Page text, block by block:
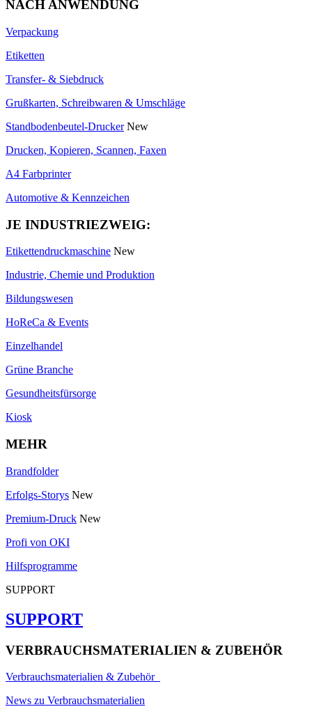
NACH ANWENDUNG
Verpackung
Etiketten
Transfer- & Siebdruck
Grußkarten, Schreibwaren & Umschläge
Standbodenbeutel-Drucker New
Drucken, Kopieren, Scannen, Faxen
A4 Farbprinter
Automotive & Kennzeichen
JE INDUSTRIEZWEIG:
Etikettendruckmaschine New
Industrie, Chemie und Produktion
Bildungswesen
HoReCa & Events
Einzelhandel
Grüne Branche
Gesundheitsfürsorge
Kiosk
MEHR
Brandfolder
Erfolgs-Storys New
Premium-Druck New
Profi von OKI
Hilfsprogramme
SUPPORT
SUPPORT
VERBRAUCHSMATERIALIEN & ZUBEHÖR
Verbrauchsmaterialien & Zubehör
News zu Verbrauchsmaterialien